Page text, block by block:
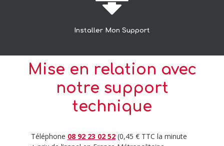
Installer Mon Support
Mise en relation avec
notre support
technique
Téléphone 08 92 23 02 52(0,45 € TTC la minute